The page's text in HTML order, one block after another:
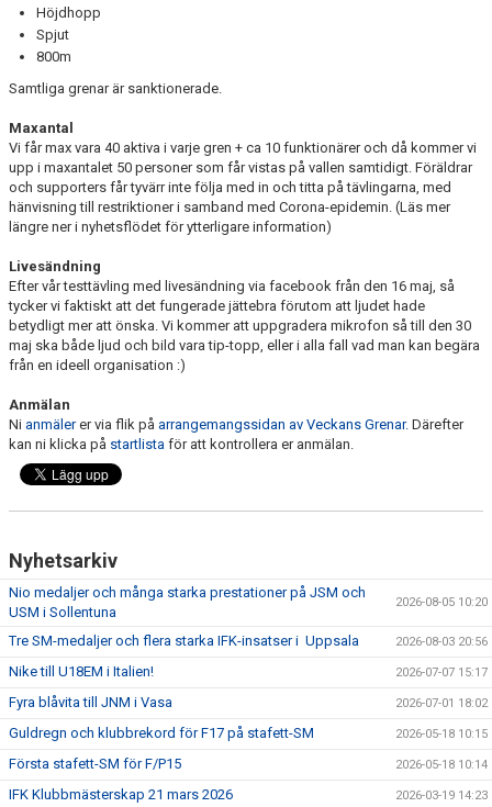
Höjdhopp
Spjut
800m
Samtliga grenar är sanktionerade.
Maxantal
Vi får max vara 40 aktiva i varje gren + ca 10 funktionärer och då kommer vi
upp i maxantalet 50 personer som får vistas på vallen samtidigt. Föräldrar
och supporters får tyvärr inte följa med in och titta på tävlingarna, med
hänvisning till restriktioner i samband med Corona-epidemin. (Läs mer
längre ner i nyhetsflödet för ytterligare information)
Livesändning
Efter vår testtävling med livesändning via facebook från den 16 maj, så
tycker vi faktiskt att det fungerade jättebra förutom att ljudet hade
betydligt mer att önska. Vi kommer att uppgradera mikrofon så till den 30
maj ska både ljud och bild vara tip-topp, eller i alla fall vad man kan begära
från en ideell organisation :)
Anmälan
Ni anmälerer via flik på arrangemangssidan av Veckans Grenar. Därefter
kan ni klicka på startlista för att kontrollera er anmälan.
Nyhetsarkiv
Nio medaljer och många starka prestationer på JSM och
USM i Sollentuna
2026-08-05 10:20
Tre SM-medaljer och flera starka IFK-insatser i Uppsala 2026-08-03 20:56
Nike till U18EM i Italien! 2026-07-07 15:17
Fyra blåvita till JNM i Vasa 2026-07-01 18:02
Guldregn och klubbrekord för F17 på stafett-SM 2026-05-18 10:15
Första stafett-SM för F/P15 2026-05-18 10:14
IFK Klubbmästerskap 21 mars 2026 2026-03-19 14:23